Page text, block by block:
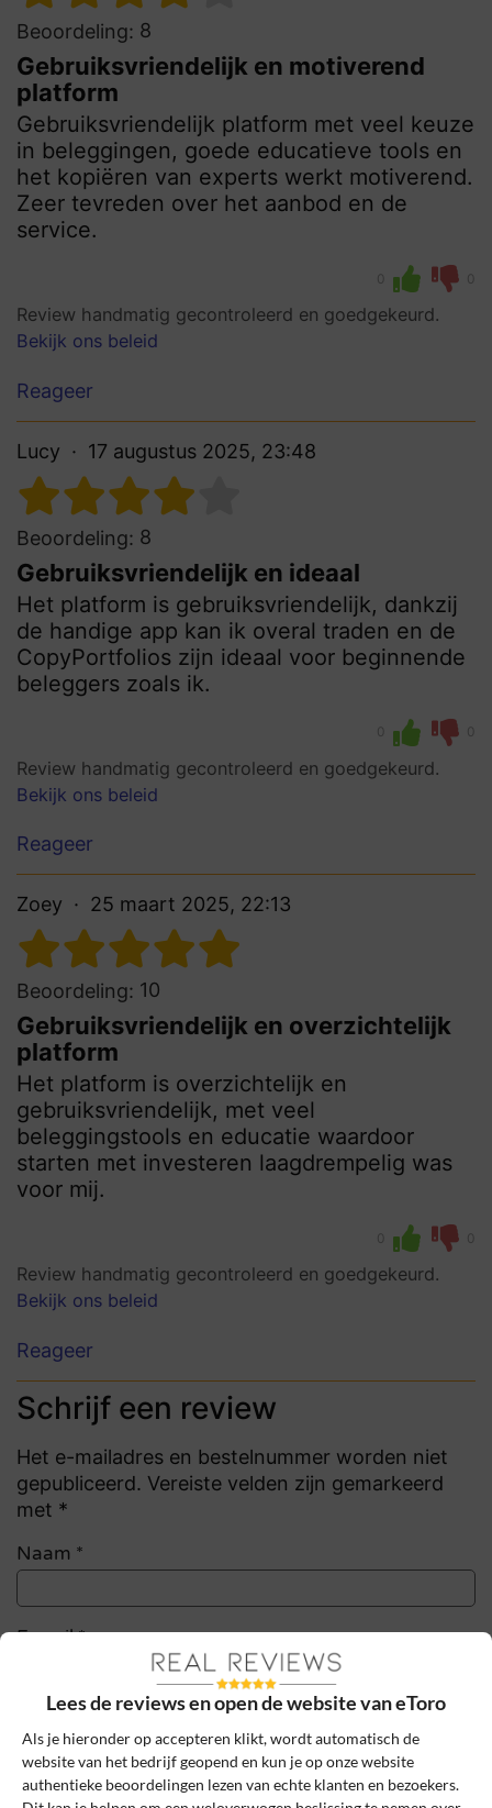
Beoordeling: 8
Gebruiksvriendelijk en motiverend
platform
Gebruiksvriendelijk platform met veel keuze
in beleggingen, goede educatieve tools en
het kopiëren van experts werkt motiverend.
Zeer tevreden over het aanbod en de
service.
0 0
Review handmatig gecontroleerd en goedgekeurd.
Bekijk ons beleid
Reageer
Lucy 17 augustus 2025, 23:48
Beoordeling: 8
Gebruiksvriendelijk en ideaal
Het platform is gebruiksvriendelijk, dankzij
de handige app kan ik overal traden en de
CopyPortfolios zijn ideaal voor beginnende
beleggers zoals ik.
0 0
Review handmatig gecontroleerd en goedgekeurd.
Bekijk ons beleid
Reageer
Zoey 25 maart 2025, 22:13
Beoordeling: 10
Gebruiksvriendelijk en overzichtelijk
platform
Het platform is overzichtelijk en
gebruiksvriendelijk, met veel
beleggingstools en educatie waardoor
starten met investeren laagdrempelig was
voor mij.
0 0
Review handmatig gecontroleerd en goedgekeurd.
Bekijk ons beleid
Reageer
Schrijf een review
Het e-mailadres en bestelnummer worden niet
gepubliceerd. Vereiste velden zijn gemarkeerd
met *
Naam *
E-mail*
Lees de reviews en open de website van eToro
Als je hieronder op accepteren klikt, wordt automatisch de
website van het bedrijf geopend en kun je op onze website
authentieke beoordelingen lezen van echte klanten en bezoekers.